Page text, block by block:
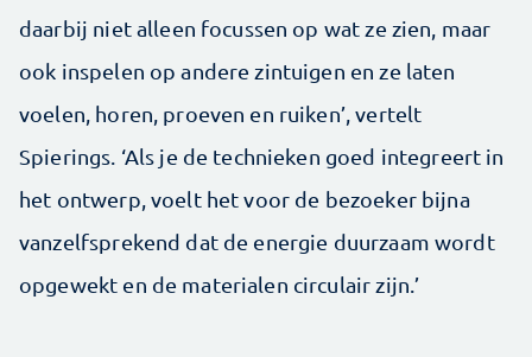
daarbij niet alleen focussen op wat ze zien, maar
ook inspelen op andere zintuigen en ze laten
voelen, horen, proeven en ruiken’, vertelt
Spierings. ‘Als je de technieken goed integreert in
het ontwerp, voelt het voor de bezoeker bijna
vanzelfsprekend dat de energie duurzaam wordt
opgewekt en de materialen circulair zijn.’